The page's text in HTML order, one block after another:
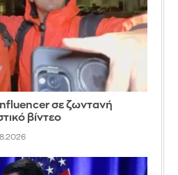
σε ζωντανή
βίντεο